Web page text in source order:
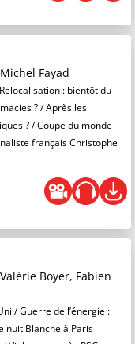
Fayad
: bientôt du
? / Après les
? / Coupe du monde
français Christophe
Boyer, Fabien
/ Guerre de l’énergie :
nuit Blanche à Paris